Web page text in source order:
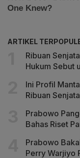
ARTIKEL
Ribuan
Hukum Sebut
Ini Profil
Ribuan
Prabowo
Bahas Riset
Prabowo
Perry Warjiyo